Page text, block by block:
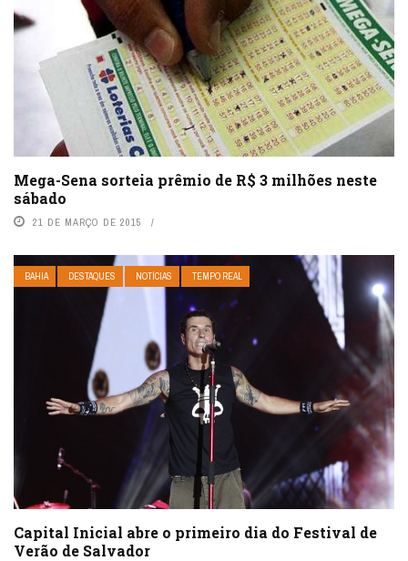
Mega-Sena sorteia prêmio de R$ 3 milhões neste
sábado
21 DE MARÇO DE 2015
BAHIA DESTAQUES NOTÍCIAS TEMPO REAL
Capital Inicial abre o primeiro dia do Festival de
Verão de Salvador